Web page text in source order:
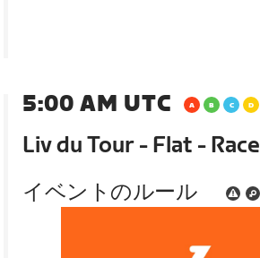
5:00 AM UTC
Liv du Tour - Flat - Race
イベントのルール